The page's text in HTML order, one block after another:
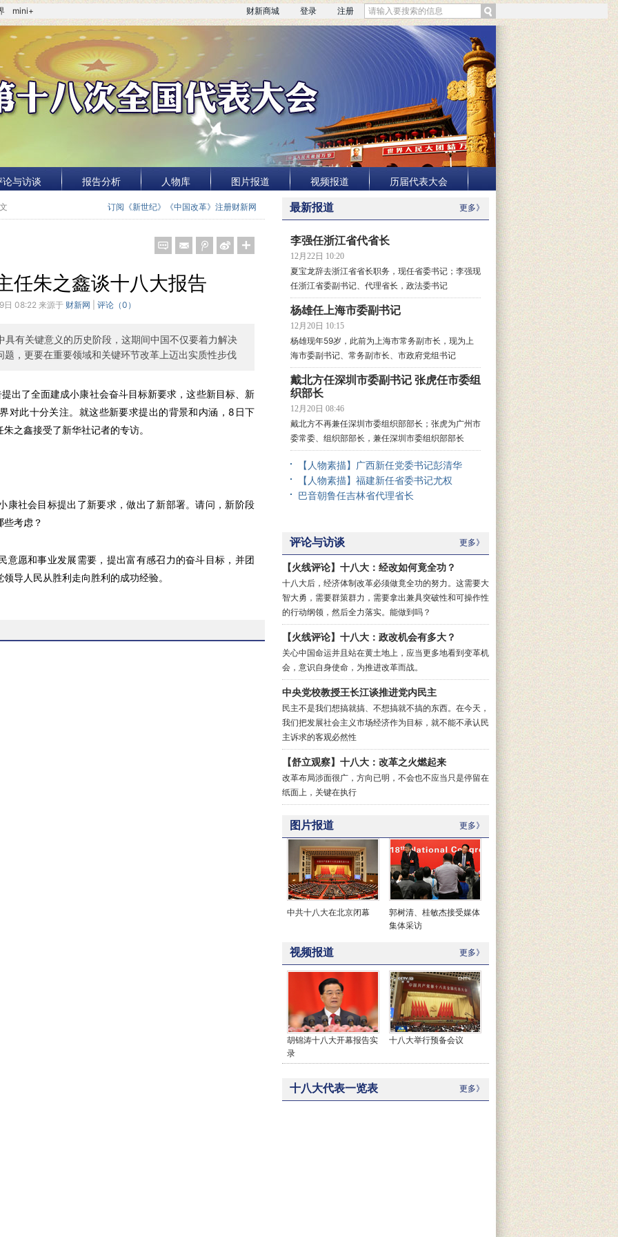
财新商城 登录 注册
mini+
论与访谈 报告分析 人物库 图片报道 视频报道 历届代表大会
订阅《新世纪》《中国改革》 注册财新网
任朱之鑫谈十八大报告
日 08:22 来源于 财新网 评论（0 ）
有关键意义的历史阶段，这期间中国不仅要着力解决
，更要在重要领域和关键环节改革上迈出实质性步伐
了全面建成小康社会奋斗目标新要求，这些新目标、新
对此十分关注。就这些新要求提出的背景和内涵，8日下
之鑫接受了新华社记者的专访。
社会目标提出了新要求，做出了新部署。请问，新阶段
考虑？
和事业发展需要，提出富有感召力的奋斗目标，并团
导人民从胜利走向胜利的成功经验。
最新报道 更多》
李强任浙江省代省长
12月22日 10:20
夏宝龙辞去浙江省省长职务，现任省委书记；李强现
任浙江省委副书记、代理省长，政法委书记
杨雄任上海市委副书记
12月20日 10:15
杨雄现年59岁，此前为上海市常务副市长，现为上
海市委副书记、常务副市长、市政府党组书记
戴北方任深圳市委副书记 张虎任市委组
织部长
12月20日 08:46
戴北方不再兼任深圳市委组织部部长；张虎为广州市
委常委、组织部部长，兼任深圳市委组织部部长
【人物素描】广西新任党委书记彭清华
【人物素描】福建新任省委书记尤权
巴音朝鲁任吉林省代理省长
评论与访谈 更多》
【火线评论】十八大：经改如何竟全功？
十八大后，经济体制改革必须做竟全功的努力。这需要大
智大勇，需要群策群力，需要拿出兼具突破性和可操作性
的行动纲领，然后全力落实。能做到吗？
【火线评论】十八大：政改机会有多大？
关心中国命运并且站在黄土地上，应当更多地看到变革机
会，意识自身使命，为推进改革而战。
中央党校教授王长江谈推进党内民主
民主不是我们想搞就搞、不想搞就不搞的东西。在今天，
我们把发展社会主义市场经济作为目标，就不能不承认民
主诉求的客观必然性
【舒立观察】十八大：改革之火燃起来
改革布局涉面很广，方向已明，不会也不应当只是停留在
纸面上，关键在执行
图片报道 更多》
中共十八大在北京闭幕
郭树清、桂敏杰接受媒体
集体采访
视频报道 更多》
胡锦涛十八大开幕报告实
录
十八大举行预备会议
十八大代表一览表 更多》